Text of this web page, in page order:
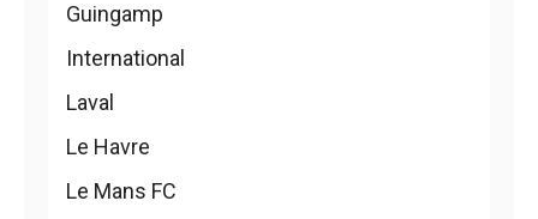
Guingamp
International
Laval
Le Havre
Le Mans FC